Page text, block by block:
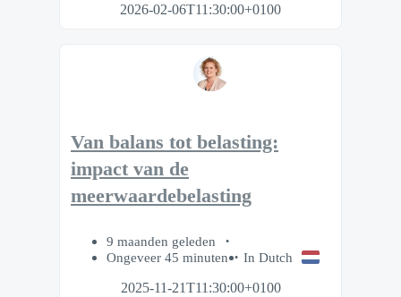
2026-02-06T11:30:00+0100
Van balans tot belasting:
impact van de
meerwaardebelasting
9 maanden geleden
Ongeveer 45 minuten
In Dutch
2025-11-21T11:30:00+0100